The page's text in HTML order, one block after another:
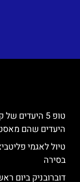
טופ 5
היעדים שהם
טיול לאגמי
בסירה
דוברובניק ביום